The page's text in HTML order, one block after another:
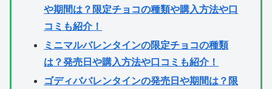
や期間は？限定チョコの種類や購入方法や口
コミも紹介！
ミニマルバレンタインの限定チョコの種類
は？発売日や購入方法や口コミも紹介！
ゴディババレンタインの発売日や期間は？限